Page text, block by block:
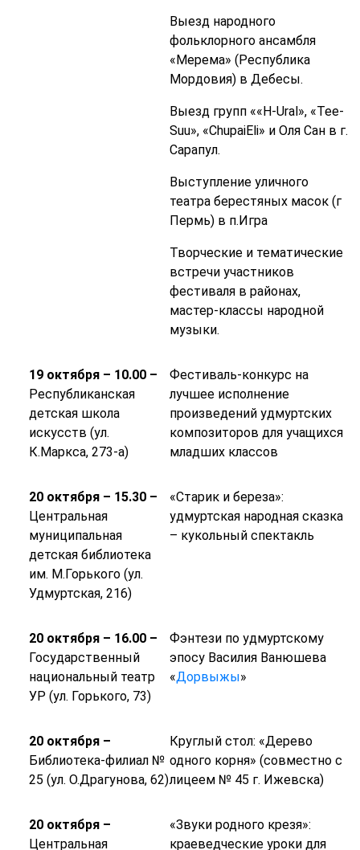
Выезд народного
фольклорного ансамбля
«Мерема» (Республика
Мордовия) в Дебесы.
Выезд групп ««H-Ural», «Tee-
Suu», «ChupaiEli» и Оля Сан в г.
Сарапул.
Выступление уличного
театра берестяных масок (г
Пермь) в п.Игра
Творческие и тематические
встречи участников
фестиваля в районах,
мастер-классы народной
музыки.
19 октября – 10.00 –
Республиканская
детская школа
искусств (ул.
К.Маркса, 273-а)
Фестиваль-конкурс на
лучшее исполнение
произведений удмуртских
композиторов для учащихся
младших классов
20 октября – 15.30 –
Центральная
муниципальная
детская библиотека
им. М.Горького (ул.
Удмуртская, 216)
«Старик и береза»:
удмуртская народная сказка
– кукольный спектакль
20 октября – 16.00 –
Государственный
национальный театр
УР (ул. Горького, 73)
Фэнтези по удмуртскому
эпосу Василия Ванюшева
«Дорвыжы»
20 октября –
Библиотека-филиал №
25 (ул. О.Драгунова, 62)
Круглый стол: «Дерево
одного корня» (совместно с
лицеем № 45 г. Ижевска)
20 октября –
Центральная
«Звуки родного крезя»:
краеведческие уроки для